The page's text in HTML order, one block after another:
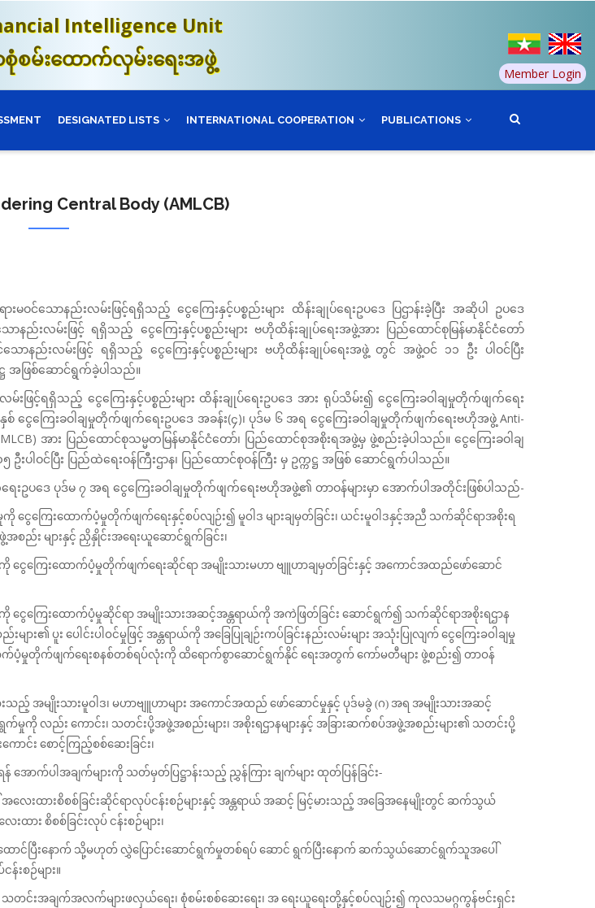
Intelligence Unit
စုံစမ်းထောက်လှမ်းရေးအဖွဲ့
Member Login
DESIGNATED LISTS INTERNATIONAL COOPERATION PUBLICATIONS
Central Body (AMLCB)
ဝင်သောနည်းလမ်းဖြင့်ရရှိသည့် ငွေကြေးနှင့်ပစ္စည်းများ ထိန်းချုပ်ရေးဥပဒေ ပြဌာန်းခဲ့ပြီး အဆိုပါ ဥပဒေ
နည်းလမ်းဖြင့် ရရှိသည့် ငွေကြေးနှင့်ပစ္စည်းများ ဗဟိုထိန်းချုပ်ရေးအဖွဲ့အား ပြည်ထောင်စုမြန်မာနိုင်ငံတော်
ာနည်းလမ်းဖြင့် ရရှိသည့် ငွေကြေးနှင့်ပစ္စည်းများ ဗဟိုထိန်းချုပ်ရေးအဖွဲ့ တွင် အဖွဲ့ဝင် ၁၁ ဦး ပါဝင်ပြီး
ဋ္ဌ အဖြစ်ဆောင်ရွက်ခဲ့ပါသည်။
းဖြင့်ရရှိသည့် ငွေကြေးနှင့်ပစ္စည်းများ ထိန်းချုပ်ရေးဥပဒေ အား ရုပ်သိမ်း၍ ငွေကြေးခဝါချမှုတိုက်ဖျက်ရေး
နှစ် ငွေကြေးခဝါချမှုတိုက်ဖျက်ရေးဥပဒေ အခန်း(၄)၊ ပုဒ်မ ၆ အရ ငွေကြေးခဝါချမှုတိုက်ဖျက်ရေးဗဟိုအဖွဲ့ Anti-
အား ပြည်ထောင်စုသမ္မတမြန်မာနိုင်ငံတော်၊ ပြည်ထောင်စုအစိုးရအဖွဲ့မှ ဖွဲ့စည်းခဲ့ပါသည်။ ငွေကြေးခဝါချ
ါဝင်ပြီး ပြည်ထဲရေးဝန်ကြီးဌာန၊ ပြည်ထောင်စုဝန်ကြီး မှ ဥက္ကဋ္ဌ အဖြစ် ဆောင်ရွက်ပါသည်။
ရေးဥပဒေ ပုဒ်မ ၇ အရ ငွေကြေးခဝါချမှုတိုက်ဖျက်ရေးဗဟိုအဖွဲ့၏ တာဝန်များမှာ အောက်ပါအတိုင်းဖြစ်ပါသည်-
ကို ငွေကြေးထောက်ပံ့မှုတိုက်ဖျက်ရေးနှင့်စပ်လျဉ်း၍ မူဝါဒ များချမှတ်ခြင်း၊ ယင်းမူဝါဒနှင့်အညီ သက်ဆိုင်ရာအစိုးရ
စည်း များနှင့် ညှိနှိုင်းအရေးယူဆောင်ရွက်ခြင်း၊
မှုကို ငွေကြေးထောက်ပံ့မှုတိုက်ဖျက်ရေးဆိုင်ရာ အမျိုးသားမဟာ ဗျူဟာချမှတ်ခြင်းနှင့် အကောင်အထည်ဖော်ဆောင်
မှုကို ငွေကြေးထောက်ပံ့မှုဆိုင်ရာ အမျိုးသားအဆင့်အန္တရာယ်ကို အကဲဖြတ်ခြင်း ဆောင်ရွက်၍ သက်ဆိုင်ရာအစိုးရဌာန
ား၏ ပူး ပေါင်းပါဝင်မှုဖြင့် အန္တရာယ်ကို အခြေပြုချဉ်းကပ်ခြင်းနည်းလမ်းများ အသုံးပြုလျက် ငွေကြေးခဝါချမှု
က်ပံ့မှုတိုက်ဖျက်ရေးစနစ်တစ်ရပ်လုံးကို ထိရောက်စွာဆောင်ရွက်နိုင် ရေးအတွက် ကော်မတီများ ဖွဲ့စည်း၍ တာဝန်
သည့် အမျိုးသားမူဝါဒ၊ မဟာဗျူဟာများ အကောင်အထည် ဖော်ဆောင်မှုနှင့် ပုဒ်မခွဲ (ဂ) အရ အမျိုးသားအဆင့်
မှုကို လည်း ကောင်း၊ သတင်းပို့အဖွဲ့အစည်းများ၊ အစိုးရဌာနများနှင့် အခြားဆက်စပ်အဖွဲ့အစည်းများ၏ သတင်းပို့
င်း စောင့်ကြည့်စစ်ဆေးခြင်း၊
ောက်ပါအချက်များကို သတ်မှတ်ပြဋ္ဌာန်းသည့် ညွှန်ကြား ချက်များ ထုတ်ပြန်ခြင်း-
းထားစိစစ်ခြင်းဆိုင်ရာလုပ်ငန်းစဉ်များနှင့် အန္တရာယ် အဆင့် မြင့်မားသည့် အခြေအနေမျိုးတွင် ဆက်သွယ်
ား စိစစ်ခြင်းလုပ် ငန်းစဉ်များ၊
ာင်ပြီးနောက် သို့မဟုတ် လွှဲပြောင်းဆောင်ရွက်မှုတစ်ရပ် ဆောင် ရွက်ပြီးနောက် ဆက်သွယ်ဆောင်ရွက်သူအပေါ်
းစဉ်များ။
သတင်းအချက်အလက်များဖလှယ်ရေး၊ စုံစမ်းစစ်ဆေးရေး၊ အ ရေးယူရေးတို့နှင့်စပ်လျဉ်း၍ ကုလသမဂ္ဂကွန်ဗင်းရှင်း